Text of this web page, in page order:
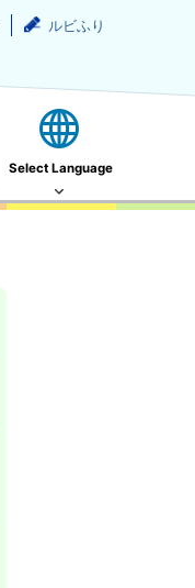
ルビふり
Select Language